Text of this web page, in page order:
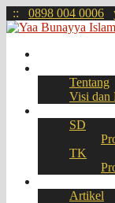
:: 0898 004 0006
Tentang
Visi dan
SD
TK
Artikel